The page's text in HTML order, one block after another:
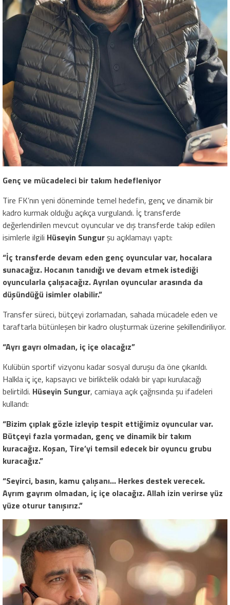
Genç ve mücadeleci bir takım hedefleniyor
Tire FK’nın yeni döneminde temel hedefin, genç ve dinamik bir
kadro kurmak olduğu açıkça vurgulandı. İç transferde
değerlendirilen mevcut oyuncular ve dış transferde takip edilen
isimlerle ilgili Hüseyin Sungurşu açıklamayı yaptı:
“İç transferde devam eden genç oyuncular var, hocalara
sunacağız. Hocanın tanıdığı ve devam etmek istediği
oyuncularla çalışacağız. Ayrılan oyuncular arasında da
düşündüğü isimler olabilir.”
Transfer süreci, bütçeyi zorlamadan, sahada mücadele eden ve
taraftarla bütünleşen bir kadro oluşturmak üzerine şekillendiriliyor.
“Ayrı gayrı olmadan, iç içe olacağız”
Kulübün sportif vizyonu kadar sosyal duruşu da öne çıkarıldı.
Halkla iç içe, kapsayıcı ve birliktelik odaklı bir yapı kurulacağı
belirtildi. Hüseyin Sungur, camiaya açık çağrısında şu ifadeleri
kullandı:
“Bizim çıplak gözle izleyip tespit ettiğimiz oyuncular var.
Bütçeyi fazla yormadan, genç ve dinamik bir takım
kuracağız. Koşan, Tire’yi temsil edecek bir oyuncu grubu
kuracağız.”
“Seyirci, basın, kamu çalışanı… Herkes destek verecek.
Ayrım gayrım olmadan, iç içe olacağız. Allah izin verirse yüz
yüze oturur tanışırız.”